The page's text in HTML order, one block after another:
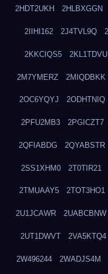
2HDT2UKH 2HLBXGGN
2IIHI162 2J4TVL9Q
2KKCIQS5 2KL1TDVU
2M7YMERZ 2MIQDBKK
2OC6YQYJ 2ODHTNIQ
2PFU2MB3 2PGICZT7
2QFIABDG 2QYABSTR
2SS1XHM0 2T0TIR21
2TMUAAY5 2TOT3HO1
2U1JCAWR 2UABCBNW
2UT1DWVT 2VA5KTQ4
2W496244 2WADJS4M